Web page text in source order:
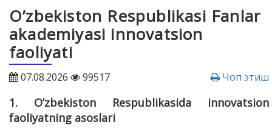
O’zbekiston Respublikasi Fanlar
akademiyasi innovatsion
faoliyati
07.08.2026 99517 Чоп этиш
1. O’zbekiston Respublikasida innovatsion
faoliyatning asoslari